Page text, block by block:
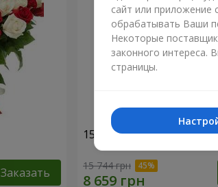
Заказать
151 красная роза
15 744 грн
сайт или приложение
обрабатывать Ваши
Некоторые
законного интереса.
страницы.